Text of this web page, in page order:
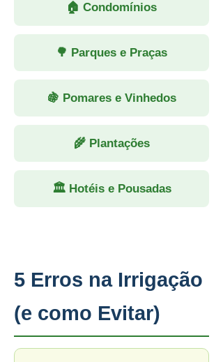
🏠 Condomínios
🌳 Parques e Praças
🍇 Pomares e Vinhedos
🌾 Plantações
🏛 Hotéis e Pousadas
5 Erros na Irrigação
(e como Evitar)